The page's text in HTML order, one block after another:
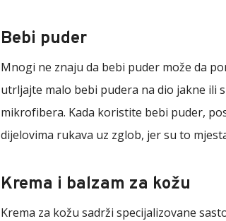
Bebi puder
Mnogi ne znaju da bebi puder može da
utrljajte malo bebi pudera na dio jakne ili
mikrofibera. Kada koristite bebi puder,
dijelovima rukava uz zglob, jer su to
Krema i balzam za kožu
Krema za kožu sadrži specijalizovane